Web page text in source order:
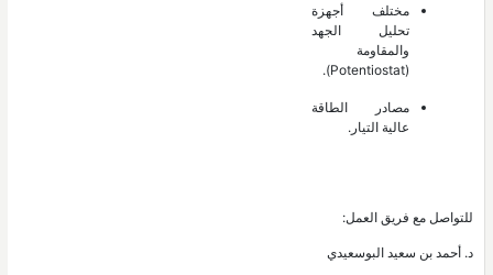
مختلف أجهزة
تحليل الجهد
والمقاومة
(Potentiostat).
مصادر الطاقة
عالية التيار.
للتواصل مع فريق العمل:
د. أحمد بن سعيد البوسعيدي